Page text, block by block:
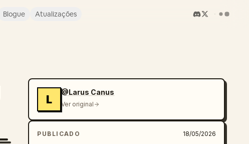
Blogue Atualizações
L
@Larus Canus
Ver original
PUBLICADO 18/05/2026